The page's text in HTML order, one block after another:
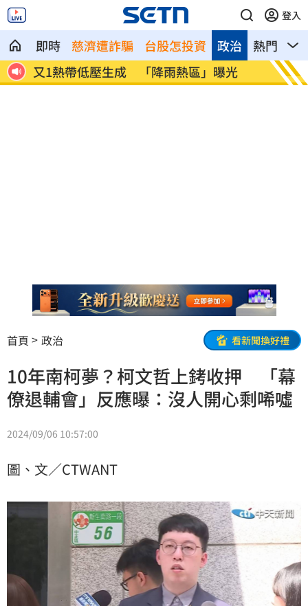
登入
即時 慈濟遭詐騙 台股怎投資 熱門 影
政治
美伊戰燒過半彈庫存 要軍火商提增產計
畫
處置
首頁 政治 看新聞換好禮
10年南柯夢？柯文哲上銬收押 「幕
僚退輔會」反應曝：沒人開心剩唏噓
2024/09/06 10:57:00
圖、文／CTWANT